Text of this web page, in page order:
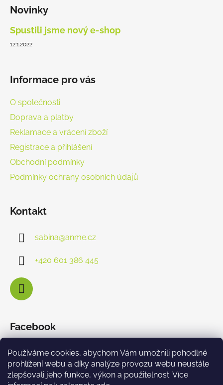
Používáme cookies, abychom Vám umožnili pohodlné
prohlížení webu a díky analýze provozu webu neustále
zlepšovali jeho funkce, výkon a použitelnost. Více
Novinky
Spustili jsme nový e-shop
12.1.2022
Informace pro vás
O společnosti
Doprava a platby
Reklamace a vrácení zboží
Registrace a přihlášení
Obchodní podmínky
Podmínky ochrany osobních údajů
Kontakt
sabina@anme.cz
+420 601 386 445
Facebook